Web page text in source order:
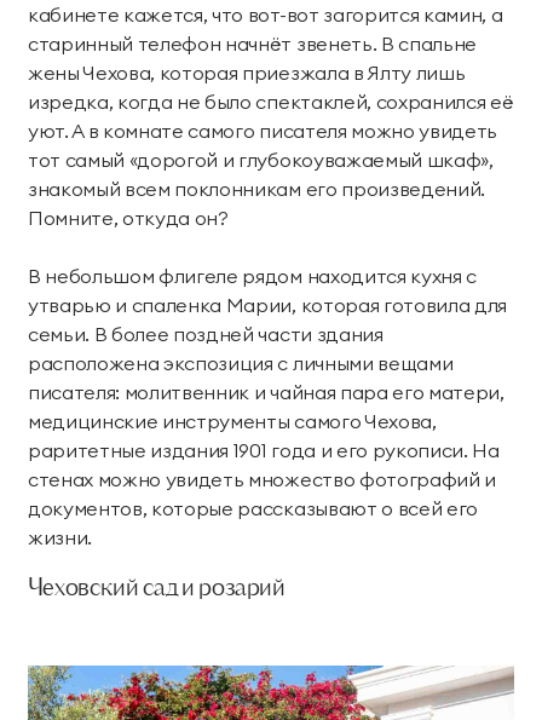
кабинете кажется, что вот-вот загорится камин, а
старинный телефон начнёт звенеть. В спальне
жены Чехова, которая приезжала в Ялту лишь
изредка, когда не было спектаклей, сохранился её
уют. А в комнате самого писателя можно увидеть
тот самый «дорогой и глубокоуважаемый шкаф»,
знакомый всем поклонникам его произведений.
Помните, откуда он?
В небольшом флигеле рядом находится кухня с
утварью и спаленка Марии, которая готовила для
семьи. В более поздней части здания
расположена экспозиция с личными вещами
писателя: молитвенник и чайная пара его матери,
медицинские инструменты самого Чехова,
раритетные издания 1901 года и его рукописи. На
стенах можно увидеть множество фотографий и
документов, которые рассказывают о всей его
жизни.
Чеховский сад и розарий